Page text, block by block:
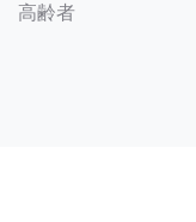
高齢者